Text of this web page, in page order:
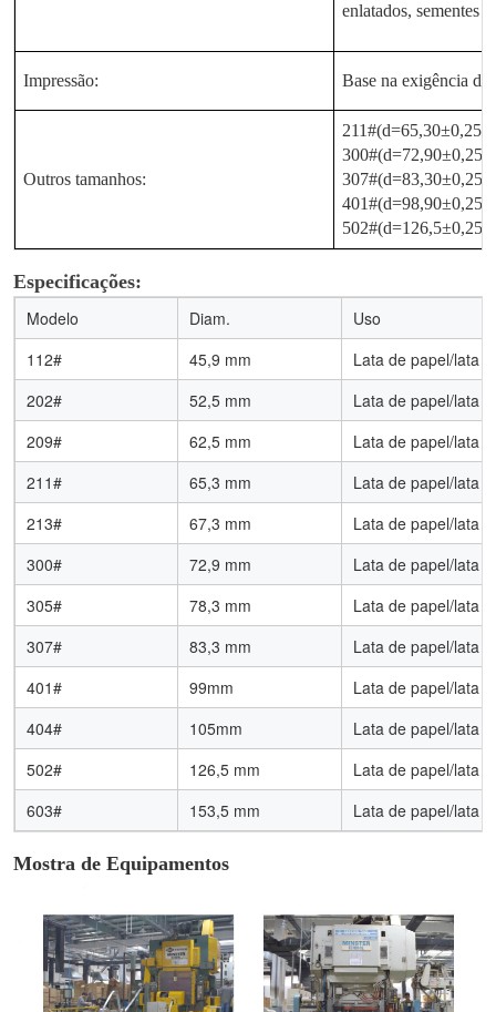
enlatados, sementes
Impressão: Base na exigência do
Outros tamanhos:
Especificações:
Modelo
Diam.
Uso
112#
45,9 mm
Lata de papel/lata
202#
52,5 mm
Lata de papel/lata
209#
62,5 mm
Lata de papel/lata
211#
65,3 mm
Lata de papel/lata
213#
67,3 mm
Lata de papel/lata
300#
72,9 mm
Lata de papel/lata
305#
78,3 mm
Lata de papel/lata
307#
83,3 mm
Lata de papel/lata
401#
99mm
Lata de papel/lata
404#
105mm
Lata de papel/lata
502#
126,5 mm
Lata de papel/lata
603#
153,5 mm Lata de papel/lata
Mostra de Equipamentos